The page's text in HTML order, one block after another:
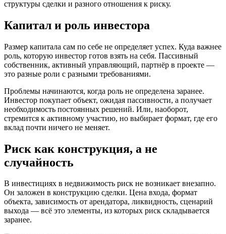
структуры сделки и разного отношения к риску.
Капитал и роль инвестора
Размер капитала сам по себе не определяет успех. Куда важнее
роль, которую инвестор готов взять на себя. Пассивный
собственник, активный управляющий, партнёр в проекте —
это разные роли с разными требованиями.
Проблемы начинаются, когда роль не определена заранее.
Инвестор покупает объект, ожидая пассивности, а получает
необходимость постоянных решений. Или, наоборот,
стремится к активному участию, но выбирает формат, где его
вклад почти ничего не меняет.
Риск как конструкция, а не
случайность
В инвестициях в недвижимость риск не возникает внезапно.
Он заложен в конструкцию сделки. Цена входа, формат
объекта, зависимость от арендатора, ликвидность, сценарий
выхода — всё это элементы, из которых риск складывается
заранее.